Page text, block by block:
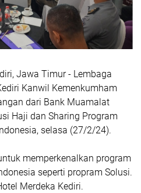
Jawa Timur - Lembaga
Kanwil Kemenkumham
dari Bank Muamalat
Haji dan Sharing Program
selasa (27/2/24).
memperkenalkan program
seperti propram Solusi.
Merdeka Kediri.